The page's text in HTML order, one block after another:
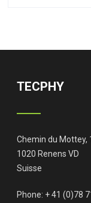
TECPHY
Chemin du Mottey,
1020 Renens VD
Suisse
Phone: + 41 (0)78